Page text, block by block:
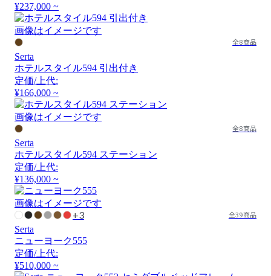
¥237,000 ~
画像はイメージです
全8商品
Serta
ホテルスタイル594 引出付き
定価/上代:
¥166,000 ~
画像はイメージです
全8商品
Serta
ホテルスタイル594 ステーション
定価/上代:
¥136,000 ~
画像はイメージです
+3 全39商品
Serta
ニューヨーク555
定価/上代:
¥510,000 ~